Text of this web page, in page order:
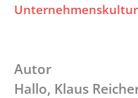
Unternehmenskultur
Autor
Hallo, Klaus